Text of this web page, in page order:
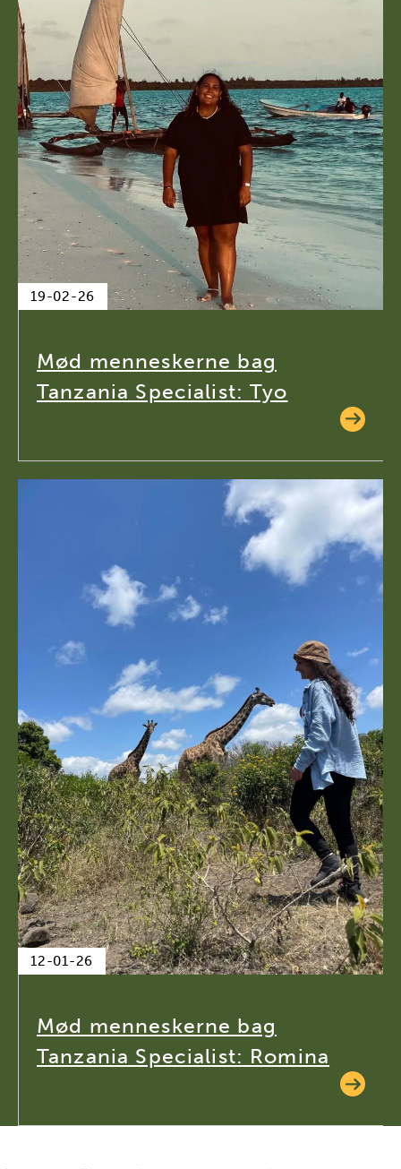
19-02-26
Mød menneskerne bag
Tanzania Specialist: Tyo
12-01-26
Mød menneskerne bag
Tanzania Specialist: Romina